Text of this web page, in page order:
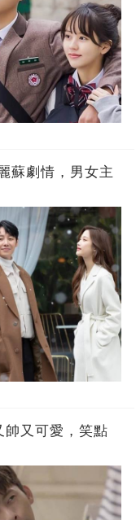
蘇劇情，男女主
帥又可愛，笑點